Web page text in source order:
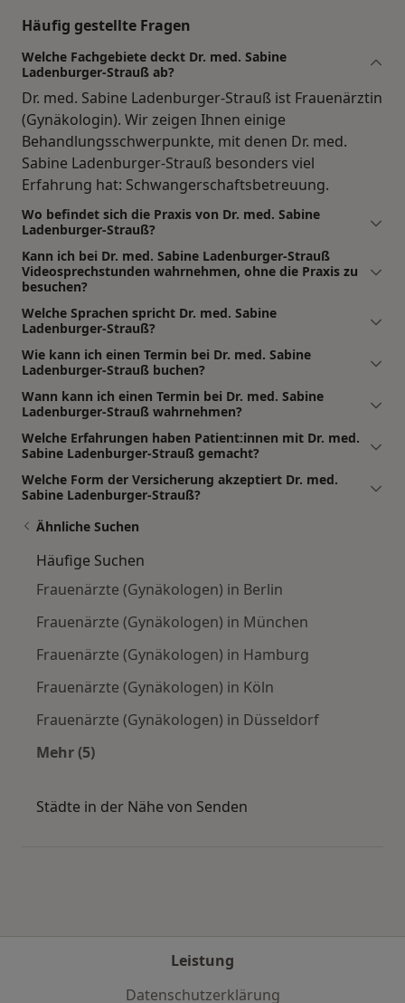
Häufig gestellte Fragen
Welche Fachgebiete deckt Dr. med. Sabine
Ladenburger-Strauß ab?
Dr. med. Sabine Ladenburger-Strauß ist Frauenärztin
(Gynäkologin). Wir zeigen Ihnen einige
Behandlungsschwerpunkte, mit denen Dr. med.
Sabine Ladenburger-Strauß besonders viel
Erfahrung hat: Schwangerschaftsbetreuung.
Wo befindet sich die Praxis von Dr. med. Sabine
Ladenburger-Strauß?
Kann ich bei Dr. med. Sabine Ladenburger-Strauß
Videosprechstunden wahrnehmen, ohne die Praxis zu
besuchen?
Welche Sprachen spricht Dr. med. Sabine
Ladenburger-Strauß?
Wie kann ich einen Termin bei Dr. med. Sabine
Ladenburger-Strauß buchen?
Wann kann ich einen Termin bei Dr. med. Sabine
Ladenburger-Strauß wahrnehmen?
Welche Erfahrungen haben Patient:innen mit Dr. med.
Sabine Ladenburger-Strauß gemacht?
Welche Form der Versicherung akzeptiert Dr. med.
Sabine Ladenburger-Strauß?
Ähnliche Suchen
Häufige Suchen
Frauenärzte (Gynäkologen) in Berlin
Frauenärzte (Gynäkologen) in München
Frauenärzte (Gynäkologen) in Hamburg
Frauenärzte (Gynäkologen) in Köln
Frauenärzte (Gynäkologen) in Düsseldorf
Mehr (5)
Städte in der Nähe von Senden
Leistung
Datenschutzerklärung